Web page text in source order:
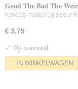
Good The Bad The
Korea's modelregisseur
€ 3,75
✓ Op voorraad
IN WINKELWAGEN